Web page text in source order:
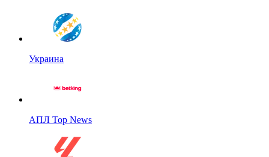
Украина
АПЛ Top News